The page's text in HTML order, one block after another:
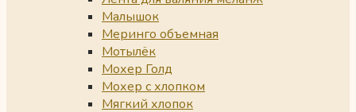
Малышок
Меринго объемная
Мотылёк
Мохер Голд
Мохер с хлопком
Мягкий хлопок